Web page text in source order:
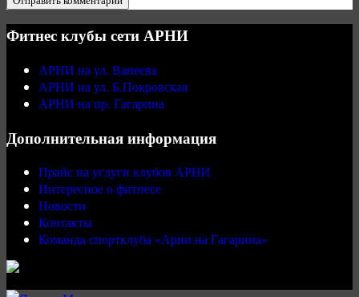
Фитнес клубы сети АРНИ
АРНИ на ул. Ванеева
АРНИ на ул. Б.Покровская
АРНИ на пр. Гагарина
Дополнительная информация
Прайс на услуги клубов АРНИ
Интересное о фитнесе
Новости
Контакты
Команда спортклуба «Арни на Гагарина»